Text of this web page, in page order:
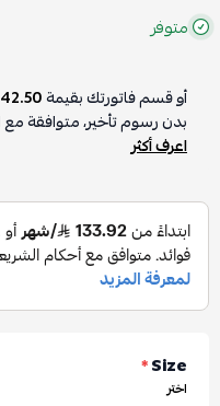
متوفر
أو قسم فاتورتك بقيمة342.50
بدون رسوم تأخير، متوافقة مع
اعرف أكثر
Size
*
اختر